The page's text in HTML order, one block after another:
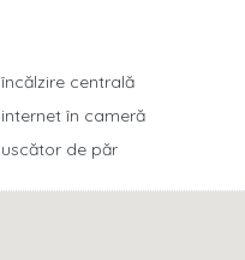
încălzire centrală
internet în cameră
uscător de păr